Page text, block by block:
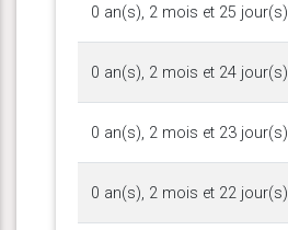
0 an(s), 2 mois et 25 jour(s)
0 an(s), 2 mois et 24 jour(s)
0 an(s), 2 mois et 23 jour(s)
0 an(s), 2 mois et 22 jour(s)